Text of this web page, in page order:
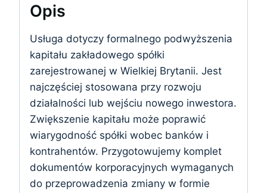
Opis
Usługa dotyczy formalnego podwyższenia
kapitału zakładowego spółki
zarejestrowanej w Wielkiej Brytanii. Jest
najczęściej stosowana przy rozwoju
działalności lub wejściu nowego inwestora.
Zwiększenie kapitału może poprawić
wiarygodność spółki wobec banków i
kontrahentów. Przygotowujemy komplet
dokumentów korporacyjnych wymaganych
do przeprowadzenia zmiany w formie